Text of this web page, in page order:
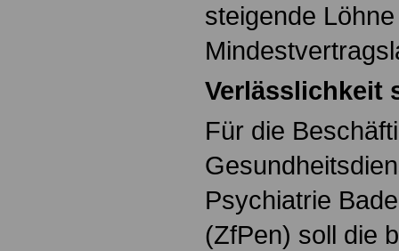
steigende
Verlässlichkeit
Für die
Psychiatrie
(ZfPen) soll die